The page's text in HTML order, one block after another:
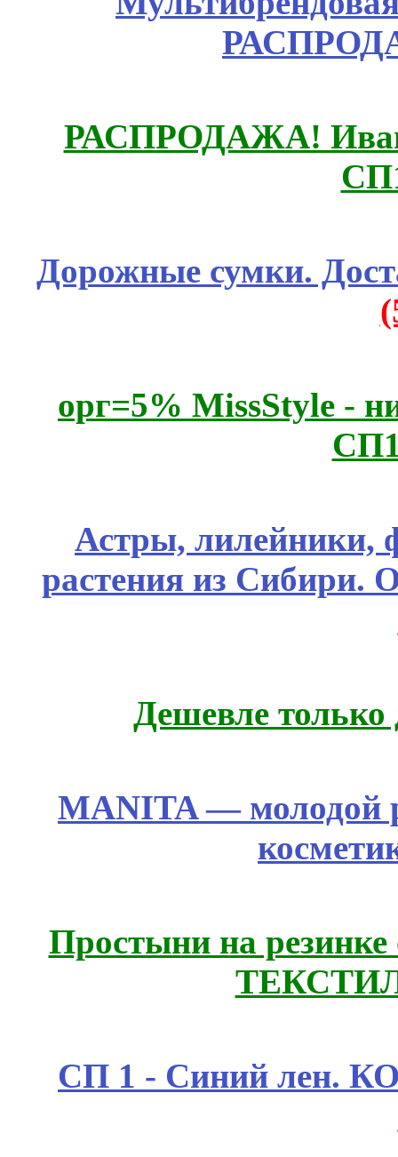
РАСПРОДАЖА!
Дорожные сумки.
орг=5% MissStyle -
Астры, лилейники,
растения из Сибири.
Дешевле
MANITA — молодой
Простыни на
СП 1 - Синий лен.